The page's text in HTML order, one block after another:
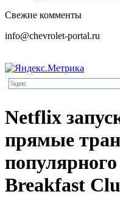
Свежие комменты
info@chevrolet-portal.ru
Netflix
прямые
Breakfast